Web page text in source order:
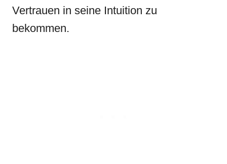
Vertrauen in seine Intuition zu
bekommen.